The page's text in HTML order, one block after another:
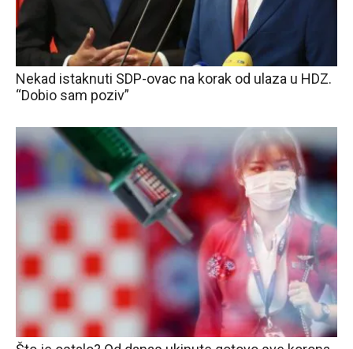
Nekad istaknuti SDP-ovac na korak od ulaza u HDZ.
“Dobio sam poziv”